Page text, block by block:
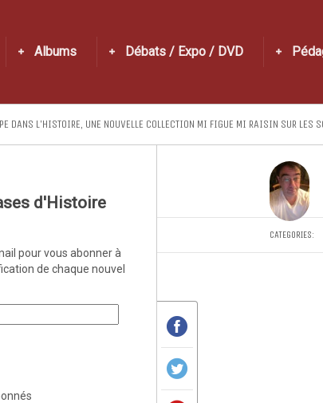
Albums Débats / Expo / DVD
DANS L’HISTOIRE, UNE NOUVELLE COLLECTION MI FIGUE MI RAISIN SUR LES
d'Histoire
pour vous abonner à
de chaque nouvel
CATEGORIES: